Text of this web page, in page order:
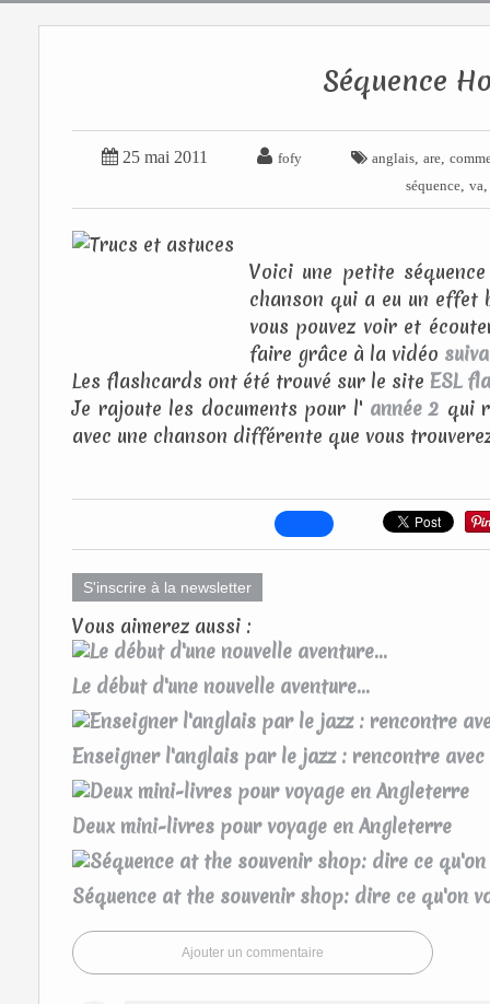
Séquence
 25 mai 2011  fofy  anglais are
séquence
va
Voici une petite
chanson qui a eu un effet
vous pouvez voir et
faire grâce à la vidéo
Les flashcards ont été trouvé sur le site ESL
Je rajoute les documents pour l' année 2 qui
avec une chanson différente que vous
S'inscrire à la newsletter
Vous aimerez aussi :
Le début d'une nouvelle aventure...
Enseigner l'anglais par le jazz : rencontre
Deux mini-livres pour voyage en Angleterre
Séquence at the souvenir shop: dire ce qu'on
Ajouter un commentaire